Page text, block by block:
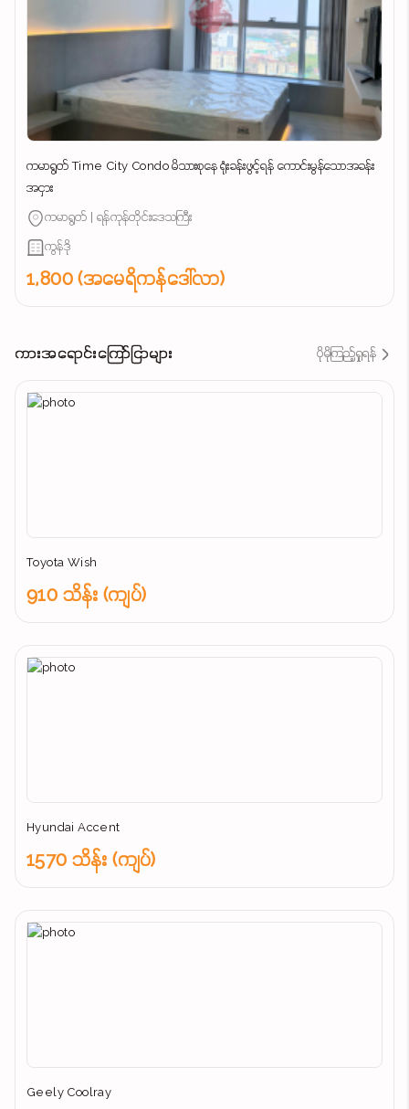
ကမာရွတ် Time City Condo မိသားစုနေ ရုံးခန်းဖွင့်ရန် ကောင်းမွန်သောအခန်း
အငှား
ကမာရွတ် | ရန်ကုန်တိုင်းဒေသကြီး
ကွန်ဒို
1,800 (အမေရိကန်ဒေါ်လာ)
ကားအရောင်းကြော်ငြာများ ပိုမိုကြည့်ရှုရန်
Toyota Wish
910 သိန်း (ကျပ်)
Hyundai Accent
1570 သိန်း (ကျပ်)
Geely Coolray